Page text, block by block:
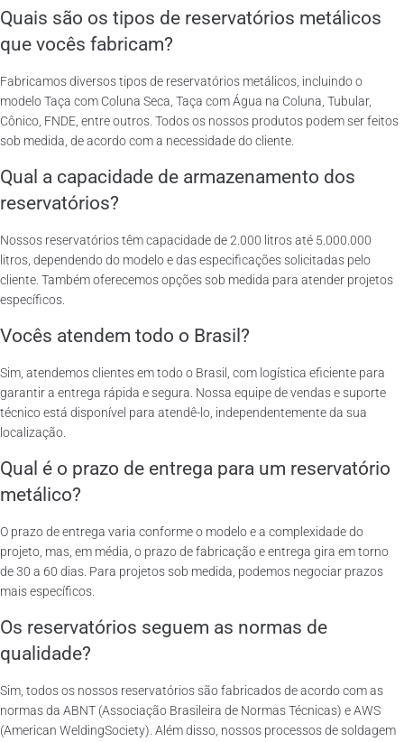
Quais são os tipos de reservatórios metálicos
que vocês fabricam?
Fabricamos diversos tipos de reservatórios metálicos, incluindo o
modelo Taça com Coluna Seca, Taça com Água na Coluna, Tubular,
Cônico, FNDE, entre outros. Todos os nossos produtos podem ser feitos
sob medida, de acordo com a necessidade do cliente.
Qual a capacidade de armazenamento dos
reservatórios?
Nossos reservatórios têm capacidade de 2.000 litros até 5.000.000
litros, dependendo do modelo e das especificações solicitadas pelo
cliente. Também oferecemos opções sob medida para atender projetos
específicos.
Vocês atendem todo o Brasil?
Sim, atendemos clientes em todo o Brasil, com logística eficiente para
garantir a entrega rápida e segura. Nossa equipe de vendas e suporte
técnico está disponível para atendê-lo, independentemente da sua
localização.
Qual é o prazo de entrega para um reservatório
metálico?
O prazo de entrega varia conforme o modelo e a complexidade do
projeto, mas, em média, o prazo de fabricação e entrega gira em torno
de 30 a 60 dias. Para projetos sob medida, podemos negociar prazos
mais específicos.
Os reservatórios seguem as normas de
qualidade?
Sim, todos os nossos reservatórios são fabricados de acordo com as
normas da ABNT (Associação Brasileira de Normas Técnicas) e AWS
(American WeldingSociety). Além disso, nossos processos de soldagem